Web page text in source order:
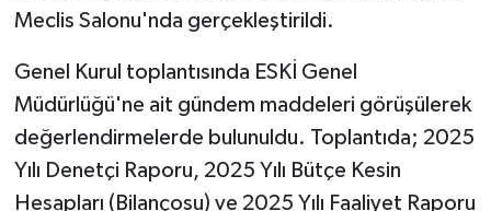
Meclis Salonu'nda gerçekleştirildi.
Genel Kurul toplantısında ESKİ Genel
Müdürlüğü'ne ait gündem maddeleri görüşülerek
değerlendirmelerde bulunuldu. Toplantıda; 2025
Yılı Denetçi Raporu, 2025 Yılı Bütçe Kesin
Hesapları (Bilançosu) ve 2025 Yılı Faaliyet Raporu